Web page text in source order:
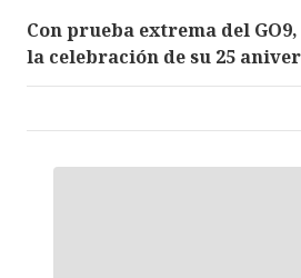
Con prueba extrema del
la celebración de su 25